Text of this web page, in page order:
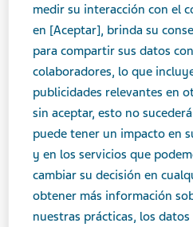
La comunicación referente a
de expendio bajo receta
medicinales de venta libre,
por el Ministerio de Salud
que los mensajes
productos brinden la
las características de cada
ARTFLEX x 1
prellenada
OSTEOARTICULAR
Área terapéutica
Osteoarticular
medir su interacción con el
en [Aceptar], brinda su
para compartir sus datos
colaboradores, lo que
publicidades relevantes en
sin aceptar, esto no
puede tener un impacto en
y en los servicios que
cambiar su decisión en
obtener más información
nuestras prácticas, los